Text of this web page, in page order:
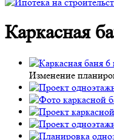
Каркасная
Изменение